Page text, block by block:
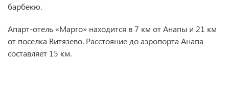
барбекю.
Апарт-отель «Марго» находится в 7 км от Анапы и 21 км
от поселка Витязево. Расстояние до аэропорта Анапа
составляет 15 км.